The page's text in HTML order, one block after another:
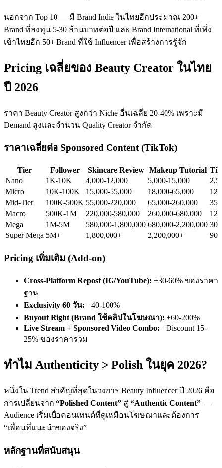
นอกจาก Top 10 — มี Brand Indie ในไทยอีกประมาณ 200+
Brand ที่ลงทุน 5-30 ล้านบาทต่อปี และ Brand International ที่เพิ่ง
เข้าไทยอีก 50+ Brand ที่ใช้ Influencer เพื่อสร้างการรู้จัก
Pricing เฉลี่ยของ Beauty Creator ในไทย
ปี 2026
ราคา Beauty Creator สูงกว่า Niche อื่นเฉลี่ย 20-40% เพราะมี
Demand สูงและจำนวน Quality Creator จำกัด
ราคาเฉลี่ยต่อ Sponsored Content (TikTok)
Tier Follower Skincare Review Makeup Tutorial
Nano
1K-10K 4,000-12,000 5,000-15,000
Micro
10K-100K 15,000-55,000 18,000-65,000
Mid-Tier
100K-500K 55,000-220,000 65,000-260,000
Macro
500K-1M 220,000-580,000 260,000-680,000
Mega
1M-5M 580,000-1,800,000 680,000-2,200,000
Super Mega 5M+ 1,800,000+ 2,200,000+
Pricing เพิ่มเติม (Add-on)
Cross-Platform Repost (IG/YouTube): +30-60% ของราคา
ฐาน
Exclusivity 60 วัน: +40-100%
Buyout Right (Brand ใช้คลิปในโฆษณา): +60-200%
Live Stream + Sponsored Video Combo: +Discount 15-
25% ของราคารวม
ทำไม Authenticity > Polish ในยุค 2026?
หนึ่งใน Trend สำคัญที่สุดในวงการ Beauty Influencer ปี 2026 คือ
การเปลี่ยนจาก “Polished Content” สู่ “Authentic Content” —
Audience เริ่มเบื่อคอนเทนต์ที่ดูเหมือนโฆษณาและต้องการ
“เพื่อนที่แนะนำของจริง”
หลักฐานที่สนับสนุน